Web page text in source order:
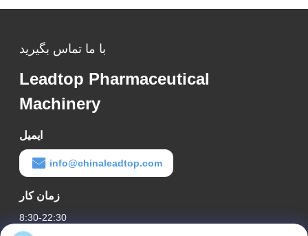
با ما تماس بگیرید
Leadtop Pharmaceutical
Machinery
ایمیل
info@chinaleadtop.com
زمان کار
8:30-22:30